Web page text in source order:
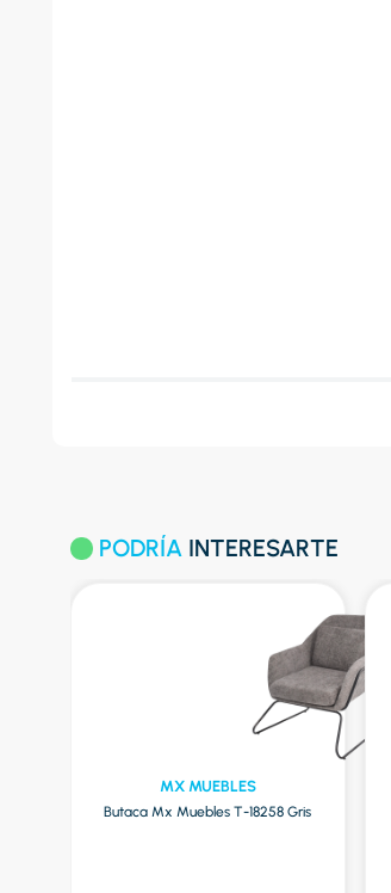
PODRÍA INTERESARTE
MX MUEBLES
Butaca Mx Muebles T-18258 Gris